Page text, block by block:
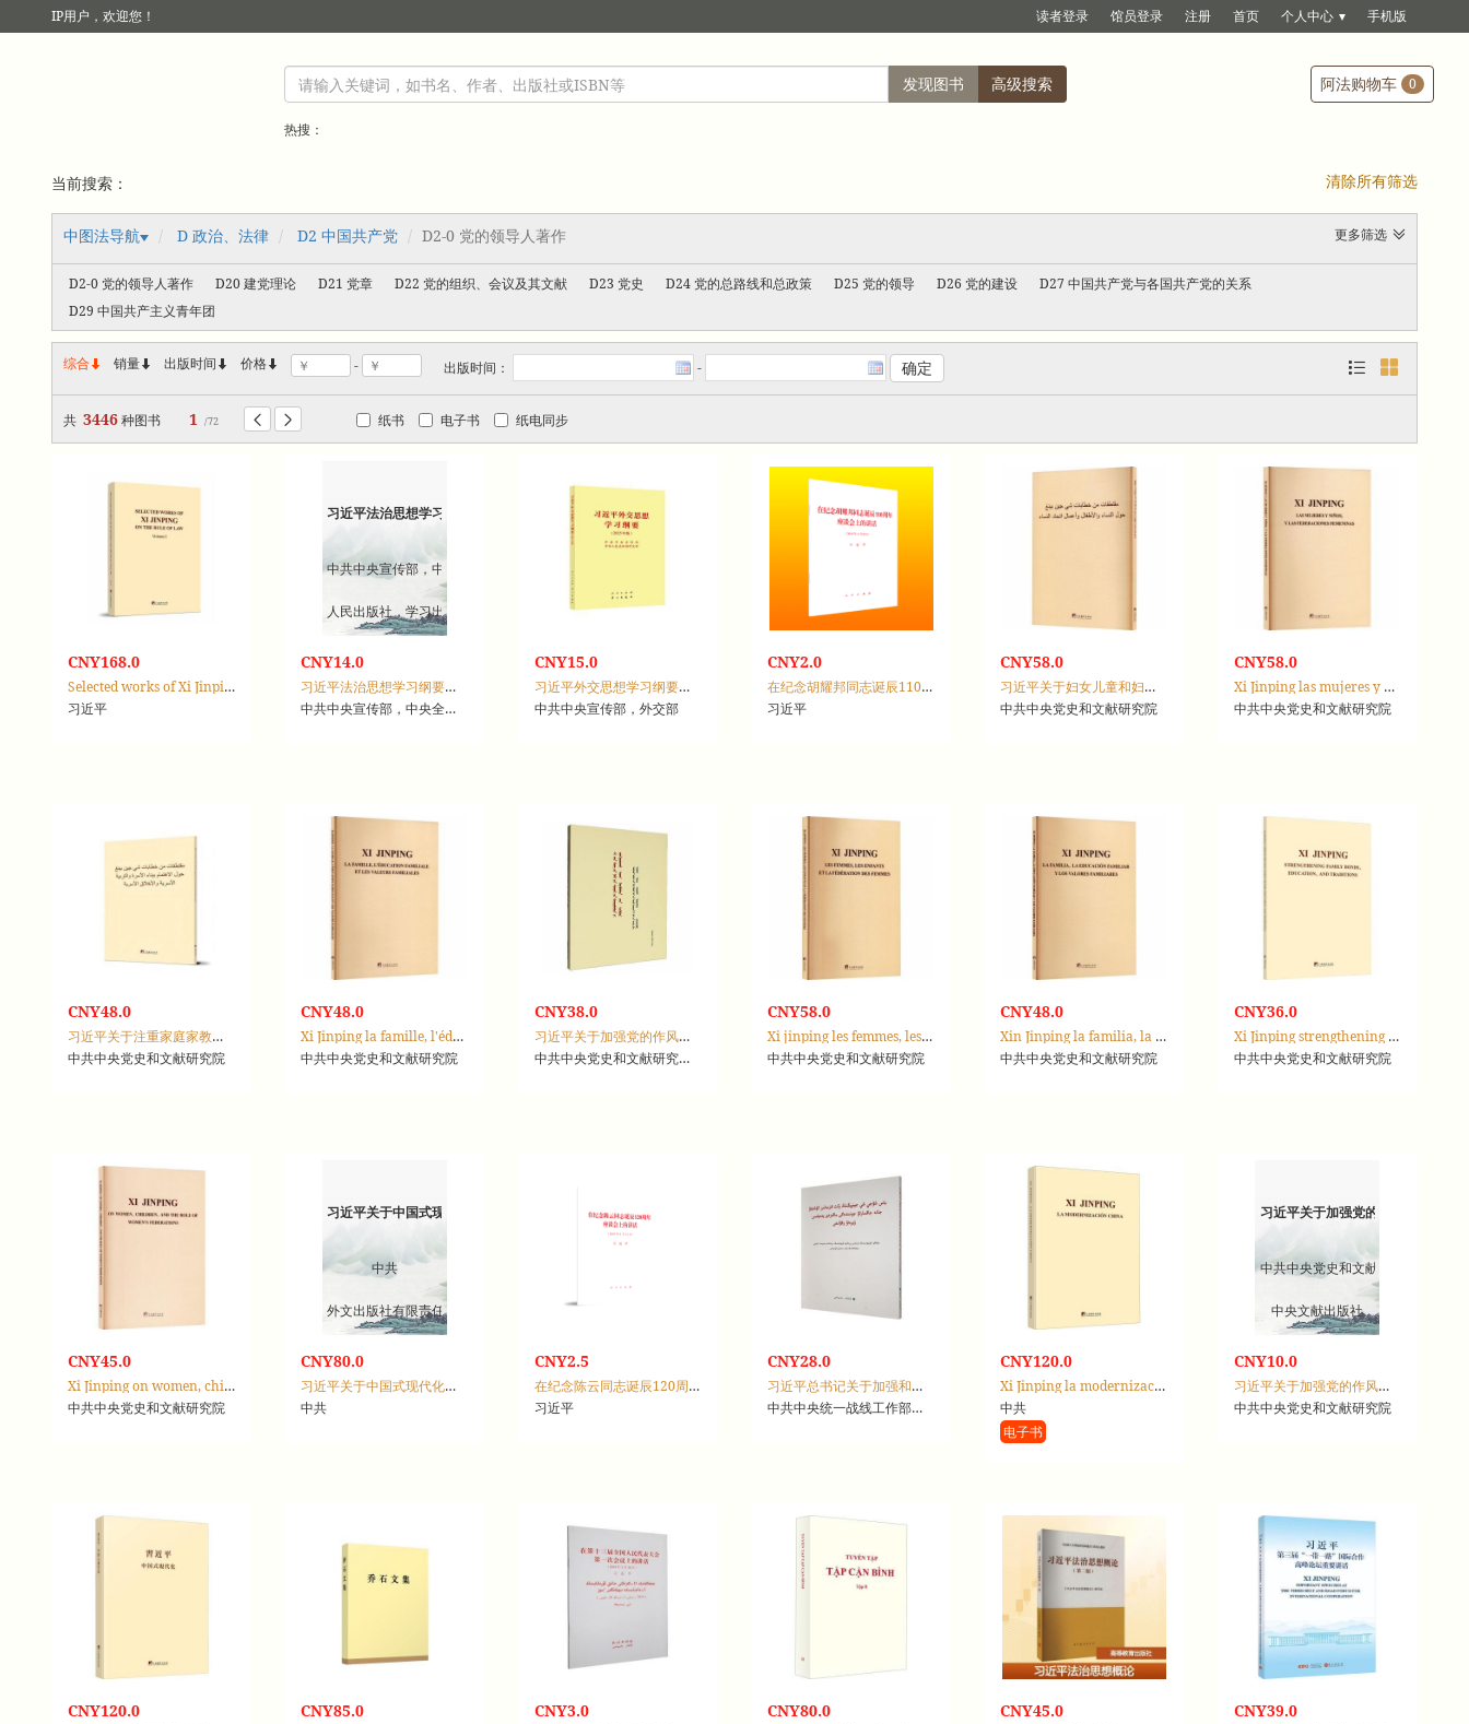
IP用户，欢迎您！ 读者登录 馆员登录 注册 首页 个人中心 手机版
发现图书 高级搜索
热搜：
阿法购物车 0
当前搜索： 清除所有筛选
中图法导航 D 政治、法律 D2 中国共产党 D2-0 党的领导人著作 更多筛选
D2-0 党的领导人著作 D20 建党理论 D21 党章 D22 党的组织、会议及其文献 D23 党史 D24 党的总路线和总政策 D25 党的领导 D26 党的建设
D27 中国共产党与各国共产党的关系
D29 中国共产主义青年团
综合 销量 出版时间  价格 - 出版时间： - 

共 3446种图书 1 /72   纸书 电子书 纸电同步
CNY168.0
Selected works of Xi Jinping on the rule of law：Volume Ⅰ
习近平
习近平法治思想学习纲要：2025年版
中共中央宣传部，中央全面依法治国委员会
人民出版社，学习出版社
CNY14.0
习近平法治思想学习纲要：2025年版
中共中央宣传部，中央全面依法治国委员会
CNY15.0
习近平外交思想学习纲要：2025年版
中共中央宣传部，外交部
CNY2.0
在纪念胡耀邦同志诞辰110周年座谈会上的讲话：2025年11月20日
习近平
CNY58.0
习近平关于妇女儿童和妇联工作论述摘编：阿拉伯文
中共中央党史和文献研究院
CNY58.0
Xi Jinping las mujeres y ni?os, y las federaciones femeninas
中共中央党史和文献研究院
CNY48.0
习近平关于注重家庭家教家风建设论述摘编：阿拉伯文
中共中央党史和文献研究院
CNY48.0
Xi Jinping la famille, l'éducation familiale et les valeurs familiales
中共中央党史和文献研究院
CNY38.0
习近平关于加强党的作风建设论述摘编
中共中央党史和文献研究院，中国民族语文翻译局
CNY58.0
Xi jinping les femmes, les enfants et la fédération des femmes
中共中央党史和文献研究院
CNY48.0
Xin Jinping la familia, la educación familiar y los valores familiares
中共中央党史和文献研究院
CNY36.0
Xi Jinping strengthening family bonds,education, and traditions
中共中央党史和文献研究院
CNY45.0
Xi Jinping on women, children, and the role of women's federations
中共中央党史和文献研究院
习近平关于中国式现代化论述摘编
中共
外文出版社有限责任公司
CNY80.0
习近平关于中国式现代化论述摘编
中共
CNY2.5
在纪念陈云同志诞辰120周年座谈会上的讲话：2025年6月13日
习近平
CNY28.0
习近平总书记关于加强和改进民族工作的重要思想学习读本
中共中央统一战线工作部，国家民族事务委员会，中国民族语文翻译局
CNY120.0
Xi Jinping la modernización China
中共
电子书
习近平关于加强党的作风建设论述
中共中央党史和文献研究院
中央文献出版社
CNY10.0
习近平关于加强党的作风建设论述摘编
中共中央党史和文献研究院
CNY120.0 CNY85.0 CNY3.0 CNY80.0 CNY45.0 CNY39.0